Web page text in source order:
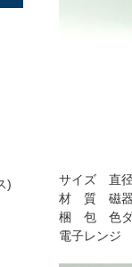
サイズ 直径
材 質 磁器
梱 包 色ダ
電子レンジ
)